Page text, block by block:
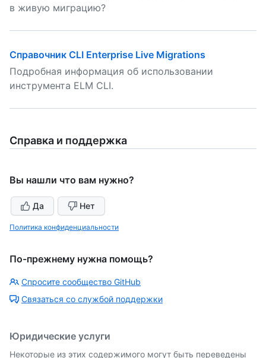
в живую миграцию?
Справочник CLI Enterprise Live Migrations
Подробная информация об использовании
инструмента ELM CLI.
Справка и поддержка
Вы нашли что вам нужно?
Да Нет
Политика конфиденциальности
По-прежнему нужна помощь?
Спросите сообщество GitHub
Связаться со службой поддержки
Юридические услуги
Некоторые из этих содержимого могут быть переведены